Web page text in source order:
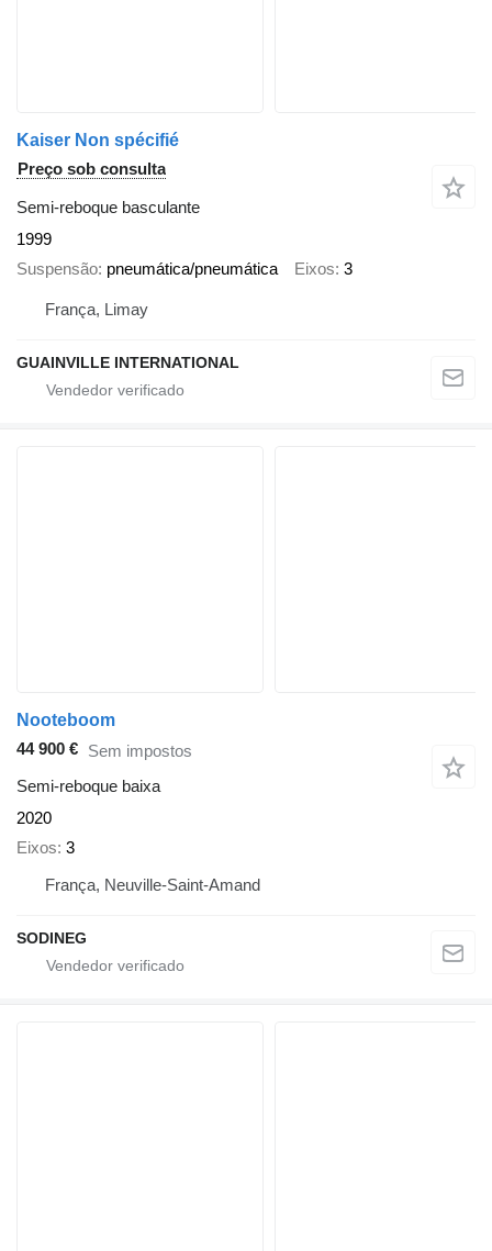
Kaiser Non spécifié
Preço sob consulta
Semi-reboque basculante
1999
Suspensão pneumática/pneumática Eixos 3
França, Limay
GUAINVILLE INTERNATIONAL
Nooteboom
44 900 € Sem impostos
Semi-reboque baixa
2020
Eixos 3
França, Neuville-Saint-Amand
SODINEG